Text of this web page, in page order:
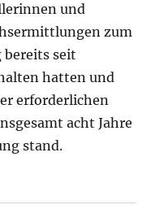
und
zum
seit
hatten und
erforderlichen
acht Jahre
stand.
aus